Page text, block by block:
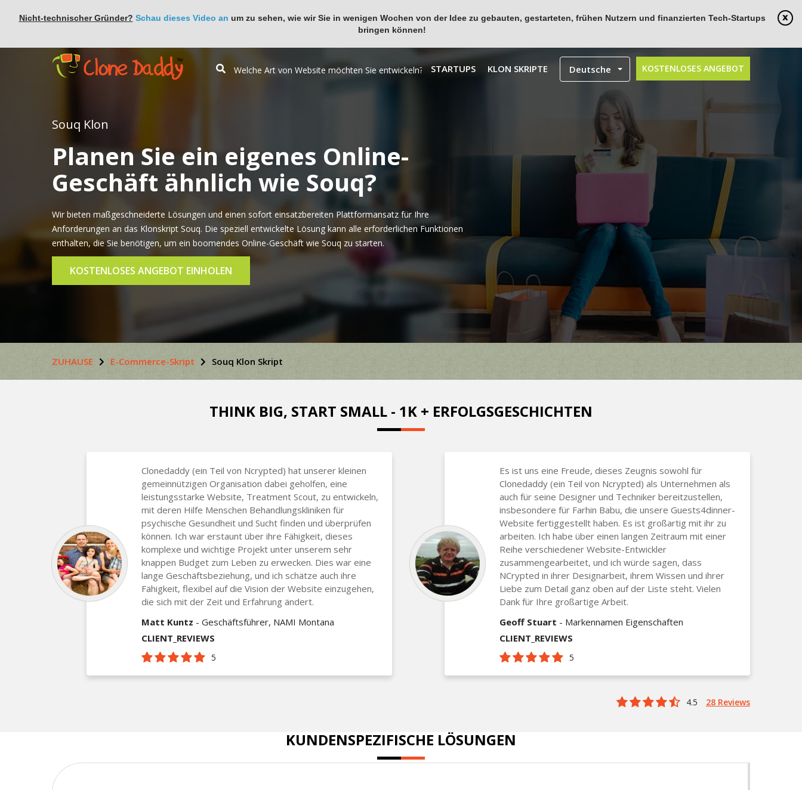
Nicht-technischer Gründer? Schau dieses Video an um zu sehen, wie wir Sie in wenigen Wochen von der Idee zu gebauten, gestarteten, frühen Nutzern und finanzierten Tech-Startups
bringen können!
KOSTENLOSES ANGEBOT
STARTUPS KLON SKRIPTE Deutsche
Souq Klon
Planen Sie ein eigenes Online-
Geschäft ähnlich wie Souq?
Wir bieten maßgeschneiderte Lösungen und einen sofort einsatzbereiten Plattformansatz für Ihre
Anforderungen an das Klonskript Souq. Die speziell entwickelte Lösung kann alle erforderlichen Funktionen
enthalten, die Sie benötigen, um ein boomendes Online-Geschäft wie Souq zu starten.
KOSTENLOSES ANGEBOT EINHOLEN
ZUHAUSE E-Commerce-Skript Souq Klon Skript
THINK BIG, START SMALL - 1K + ERFOLGSGESCHICHTEN
Clonedaddy (ein Teil von Ncrypted) hat unserer kleinen
gemeinnützigen Organisation dabei geholfen, eine
leistungsstarke Website, Treatment Scout, zu entwickeln,
mit deren Hilfe Menschen Behandlungskliniken für
psychische Gesundheit und Sucht finden und überprüfen
können. Ich war erstaunt über ihre Fähigkeit, dieses
komplexe und wichtige Projekt unter unserem sehr
knappen Budget zum Leben zu erwecken. Dies war eine
lange Geschäftsbeziehung, und ich schätze auch ihre
Fähigkeit, flexibel auf die Vision der Website einzugehen,
die sich mit der Zeit und Erfahrung ändert.
Matt Kuntz - Geschäftsführer, NAMI Montana
CLIENT_REVIEWS
5
Es ist uns eine Freude, dieses Zeugnis sowohl für
Clonedaddy (ein Teil von Ncrypted) als Unternehmen als
auch für seine Designer und Techniker bereitzustellen,
insbesondere für Farhin Babu, die unsere Guests4dinner-
Website fertiggestellt haben. Es ist großartig mit ihr zu
arbeiten. Ich habe über einen langen Zeitraum mit einer
Reihe verschiedener Website-Entwickler
zusammengearbeitet, und ich würde sagen, dass
NCrypted in ihrer Designarbeit, ihrem Wissen und ihrer
Liebe zum Detail ganz oben auf der Liste steht. Vielen
Dank für Ihre großartige Arbeit.
Geoff Stuart - Markennamen Eigenschaften
CLIENT_REVIEWS
5
4.5 28 Reviews
KUNDENSPEZIFISCHE LÖSUNGEN